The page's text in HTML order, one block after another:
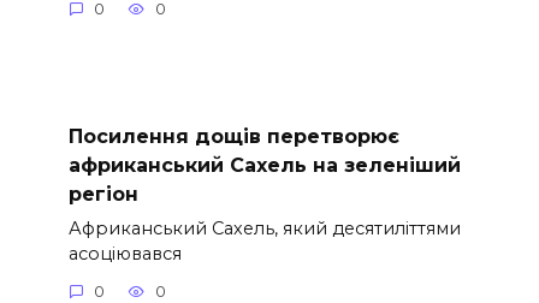
0 0
Посилення дощів перетворює
африканський Сахель на зеленіший
регіон
Африканський Сахель, який десятиліттями
асоціювався
0 0